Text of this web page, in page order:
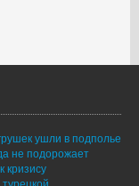
ушли в подполье
не подорожает
кризису